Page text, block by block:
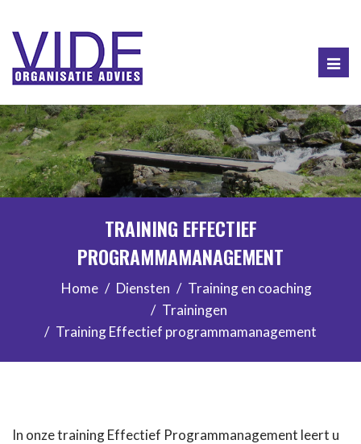
TRAINING EFFECTIEF
PROGRAMMAMANAGEMENT
Home Diensten
Training en coaching
Trainingen
Training Effectief programmamanagement
In onze training Effectief Programmanagement leert u